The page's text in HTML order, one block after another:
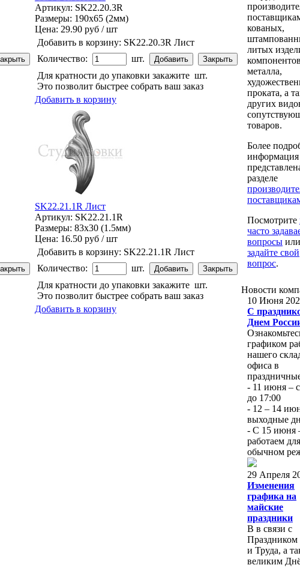
Артикул: SK22.20.3R
Размеры: 190x65 (2мм)
Цена: 29.90 руб / шт
Добавить в корзину: SK22.20.3R Лист
Количество:
шт.
Для кратности до упаковки закажите шт.
Это позволит быстрее собрать ваш заказ
Добавить в корзину
SK22.21.1R Лист
Артикул: SK22.21.1R
Размеры: 83x30 (1.5мм)
Цена: 16.50 руб / шт
Добавить в корзину: SK22.21.1R Лист
Количество:
шт.
Для кратности до упаковки закажите шт.
Это позволит быстрее собрать ваш заказ
Добавить в корзину
кованых,
литых
металла,
проката, а
других
товаров.
Более
информация
разделе
Посмотрите
часто
вопросы или
задайте свой
вопрос.
Новости
10 Июня
С
Днем
графиком
нашего
офиса в
- 11 июня –
до 17:00
- 12 – 14
выходные
- С 15
работаем
обычном
29 Апреля
Изменения
графика на
майские
праздники
В в связи с
и Труда, а
великим